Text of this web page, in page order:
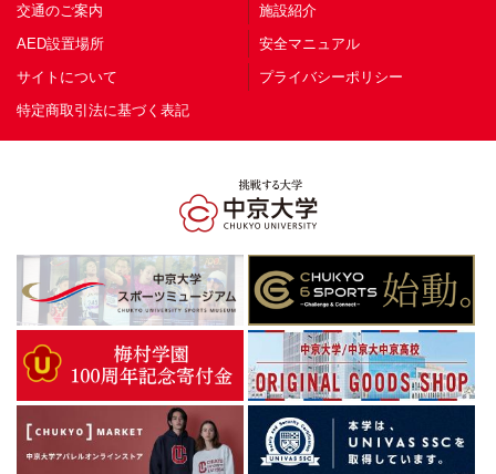
交通のご案内
施設紹介
AED設置場所
安全マニュアル
サイトについて
プライバシーポリシー
特定商取引法に基づく表記